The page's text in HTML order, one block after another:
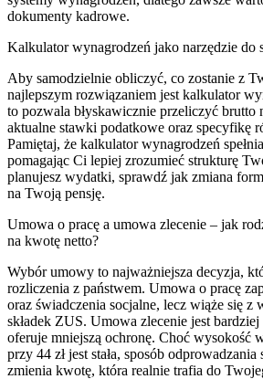
dokumenty kadrowe.
Kalkulator wynagrodzeń jako narzędzie do
Aby samodzielnie obliczyć, co zostanie z
najlepszym rozwiązaniem jest kalkulator
to pozwala błyskawicznie przeliczyć brutto
aktualne stawki podatkowe oraz specyfikę
Pamiętaj, że kalkulator wynagrodzeń
pomagając Ci lepiej zrozumieć strukturę
planujesz wydatki, sprawdź jak zmiana
na Twoją pensję.
Umowa o pracę a umowa zlecenie – jak
na kwotę netto?
Wybór umowy to najważniejsza decyzja,
rozliczenia z państwem. Umowa o pracę
oraz świadczenia socjalne, lecz wiąże się z
składek ZUS. Umowa zlecenie jest
oferuje mniejszą ochronę. Choć wysokość
przy 44 zł jest stała, sposób odprowadzania
zmienia kwotę, która realnie trafia do